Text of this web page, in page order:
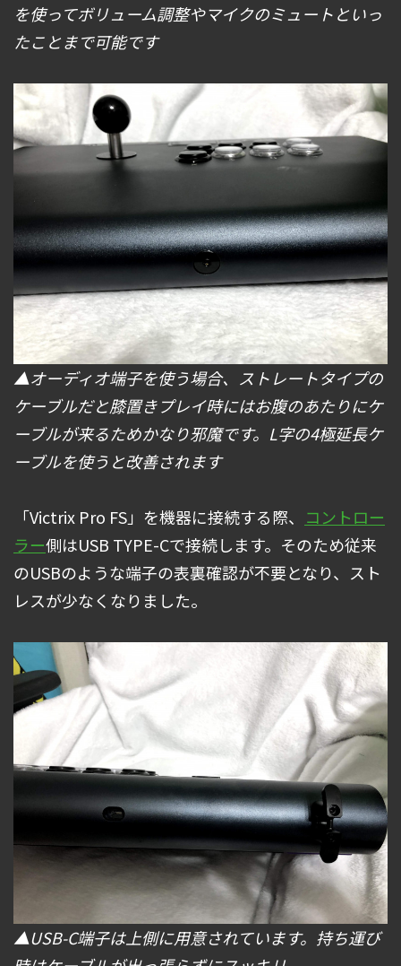
を使ってボリューム調整やマイクのミュートといっ
たことまで可能です
▲オーディオ端子を使う場合、ストレートタイプの
ケーブルだと膝置きプレイ時にはお腹のあたりにケ
ーブルが来るためかなり邪魔です。L字の4極延長ケ
ーブルを使うと改善されます
「Victrix Pro FS」を機器に接続する際、 コントロー
ラー側はUSB TYPE-Cで接続します。そのため従来
のUSBのような端子の表裏確認が不要となり、スト
レスが少なくなりました。
▲USB-C端子は上側に用意されています。持ち運び